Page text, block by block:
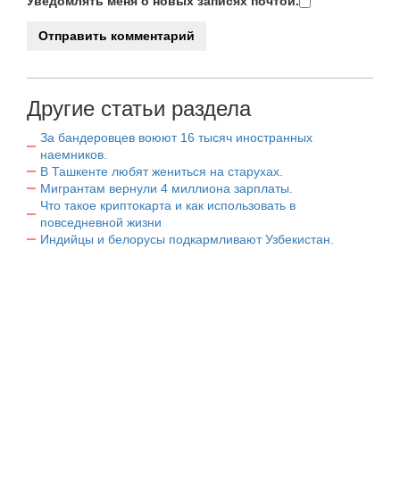
Другие статьи раздела
За бандеровцев воюют 16 тысяч иностранных
наемников.
В Ташкенте любят жениться на старухах.
Мигрантам вернули 4 миллиона зарплаты.
Что такое криптокарта и как использовать в
повседневной жизни
Индийцы и белорусы подкармливают Узбекистан.